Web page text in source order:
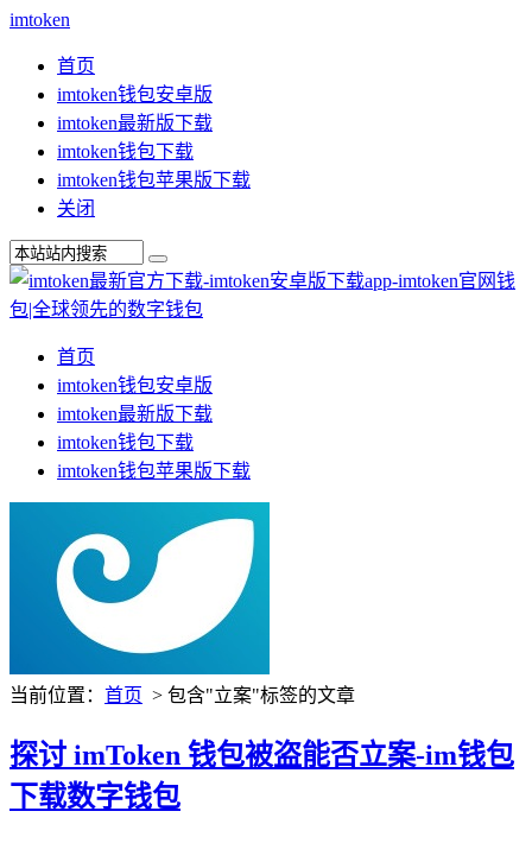
imtoken
首页
imtoken钱包安卓版
imtoken最新版下载
imtoken钱包下载
imtoken钱包苹果版下载
关闭
首页
imtoken钱包安卓版
imtoken最新版下载
imtoken钱包下载
imtoken钱包苹果版下载
当前位置： 首页 > 包含"立案"标签的文章
探讨 imToken 钱包被盗能否立案-im钱包
下载数字钱包